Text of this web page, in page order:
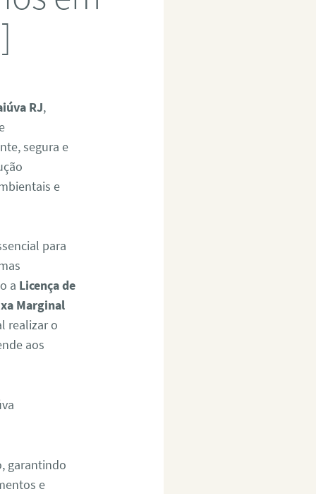
RJ,
segura e
e
para
a Licença de
Marginal
realizar o
aos
garantindo
e